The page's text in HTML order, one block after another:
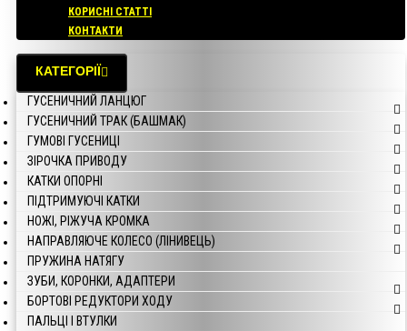
КОРИСНІ СТАТТІ
КОНТАКТИ
КАТЕГОРІЇ
ГУСЕНИЧНИЙ ЛАНЦЮГ
ГУСЕНИЧНИЙ ТРАК (БАШМАК)
ГУМОВІ ГУСЕНИЦІ
ЗІРОЧКА ПРИВОДУ
КАТКИ ОПОРНІ
ПІДТРИМУЮЧІ КАТКИ
НОЖІ, РІЖУЧА КРОМКА
НАПРАВЛЯЮЧЕ КОЛЕСО (ЛІНИВЕЦЬ)
ПРУЖИНА НАТЯГУ
ЗУБИ, КОРОНКИ, АДАПТЕРИ
БОРТОВІ РЕДУКТОРИ ХОДУ
ПАЛЬЦІ І ВТУЛКИ